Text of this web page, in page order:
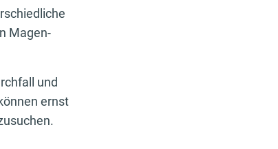
Magen-
und
ernst